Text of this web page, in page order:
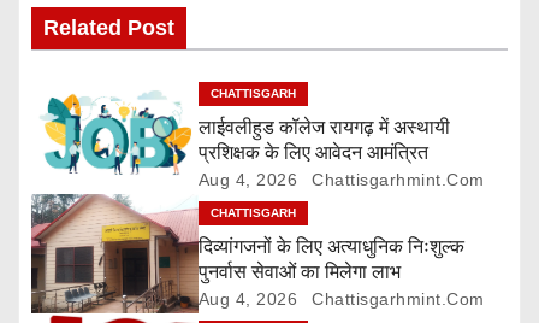
i
g
a
t
i
o
Related Post
CHATTISGARH
लाईवलीहुड कॉलेज रायगढ़ में अस्थायी
प्रशिक्षक के लिए आवेदन आमंत्रित
Aug 4, 2026 Chattisgarhmint.com
CHATTISGARH
दिव्यांगजनों के लिए अत्याधुनिक निःशुल्क
पुनर्वास सेवाओं का मिलेगा लाभ
Aug 4, 2026 Chattisgarhmint.com